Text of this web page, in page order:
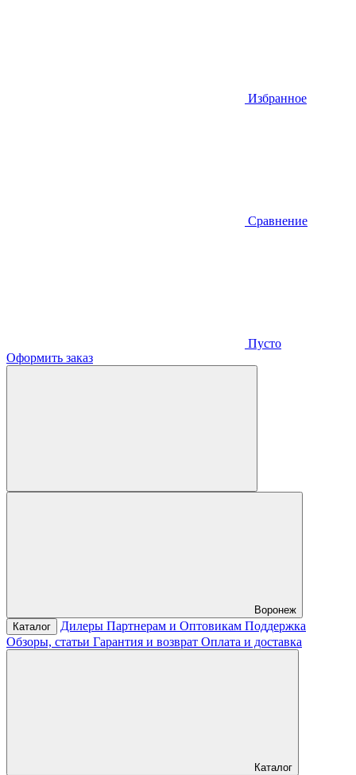
Избранное
Сравнение
Пусто
Оформить заказ
Воронеж
Каталог
Дилеры Партнерам и Оптовикам Поддержка
Обзоры, статьи Гарантия и возврат Оплата и доставка
Каталог